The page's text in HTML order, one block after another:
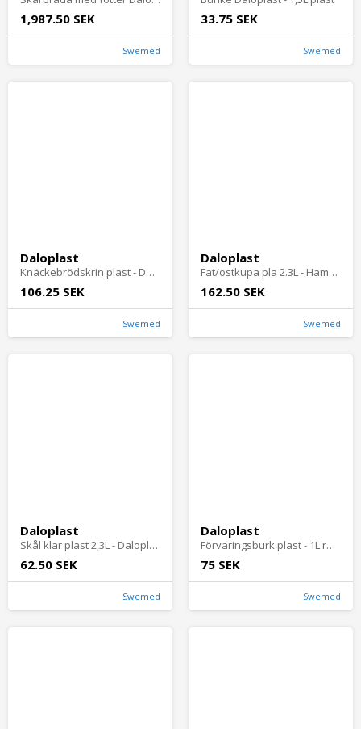
1,987.50 SEK
Swemed
33.75 SEK
Swemed
Daloplast
Knäckebrödskrin plast - Daloplas
106.25 SEK
Swemed
Daloplast
Fat/ostkupa pla 2.3L - Hammarplast
162.50 SEK
Swemed
Daloplast
Skål klar plast 2,3L - Daloplas
62.50 SEK
Swemed
Daloplast
Förvaringsburk plast - 1L rund m lock Daloplast
75 SEK
Swemed